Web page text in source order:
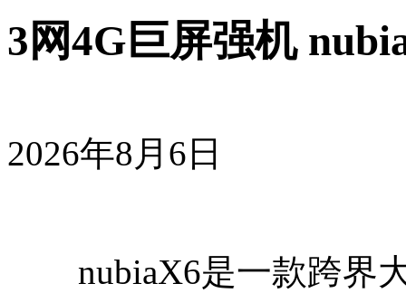
3网4G巨屏强机
2026年8月6日
nubiaX6是一款跨界大